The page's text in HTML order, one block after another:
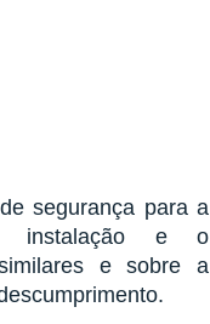
segurança para a
instalação e o
e sobre a